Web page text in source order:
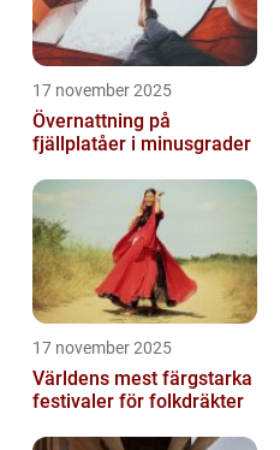
17 november 2025
Övernattning på
fjällplatåer i minusgrader
17 november 2025
Världens mest färgstarka
festivaler för folkdräkter